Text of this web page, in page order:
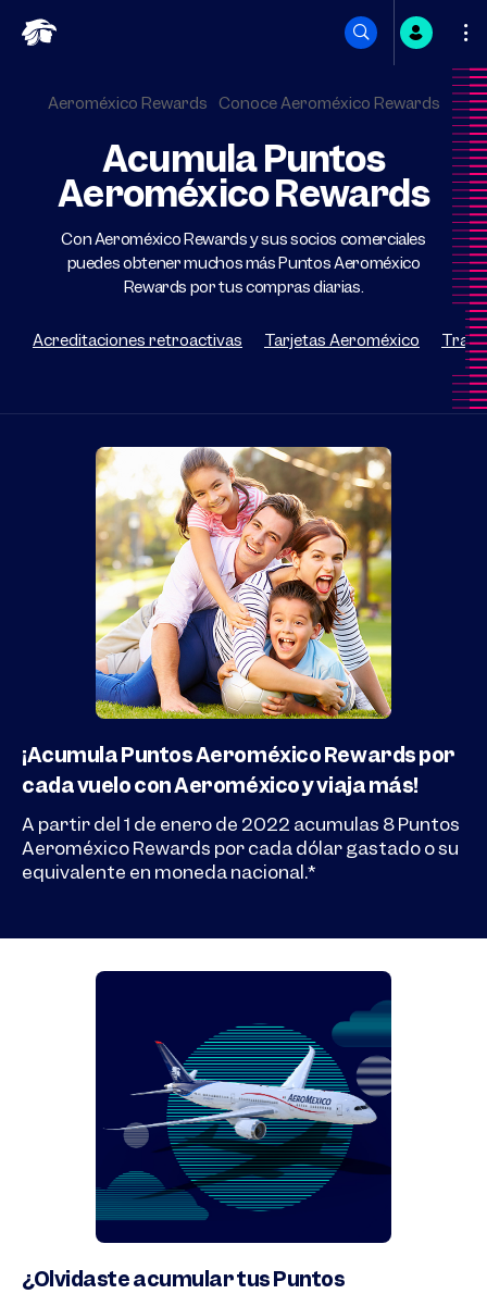
Saltar
Aeroméxico Rewards Conoce Aeroméxico Rewards
Acumula Puntos
Aeroméxico Rewards
Con Aeroméxico Rewards y sus socios comerciales
puedes obtener muchos más Puntos Aeroméxico
Rewards por tus compras diarias.
Acreditaciones retroactivas Tarjetas Aeroméxico
¡Acumula Puntos Aeroméxico Rewards por
cada vuelo con Aeroméxico y viaja más!
A partir del 1 de enero de 2022 acumulas 8 Puntos
Aeroméxico Rewards por cada dólar gastado o su
equivalente en moneda nacional.*
¿Olvidaste acumular tus Puntos